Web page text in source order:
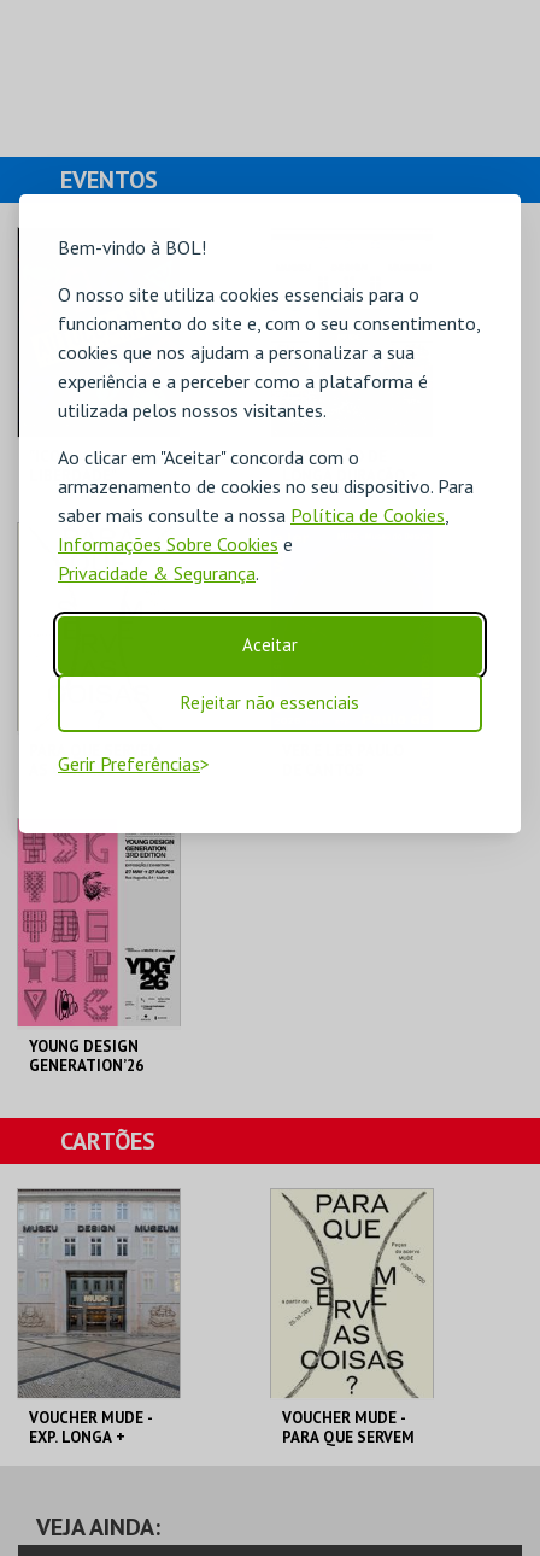
Bem-vindo à BOL!
O nosso site utiliza cookies essenciais para o
funcionamento do site e, com o seu consentimento,
cookies que nos ajudam a personalizar a sua
experiência e a perceber como a plataforma é
utilizada pelos nossos visitantes.
Ao clicar em "Aceitar" concorda com o
armazenamento de cookies no seu dispositivo. Para
saber mais consulte a nossa Política de Cookies
Informações Sobre Cookies e
Privacidade & Segurança.
Aceitar
Rejeitar não essenciais
Gerir Preferências
EVENTOS
"ICONOGRAFIA DA
MUDE
MAIS INFO
EXPOSIÇÃO DE
LONGA DURAÇÃO +
TEMPORÁRIAS
MAIS INFO
AS COISAS?
MUDE
MAIS INFO
COMPRAR
MUDE
YOUNG DESIGN
GENERATION’26
MUDE
MAIS INFO
COMPRAR
CARTÕES
VOUCHER MUDE -
EXP. LONGA +
PREÇO INTEIRO
VOUCHER MUDE -
PARA QUE SERVEM
VEJA AINDA: